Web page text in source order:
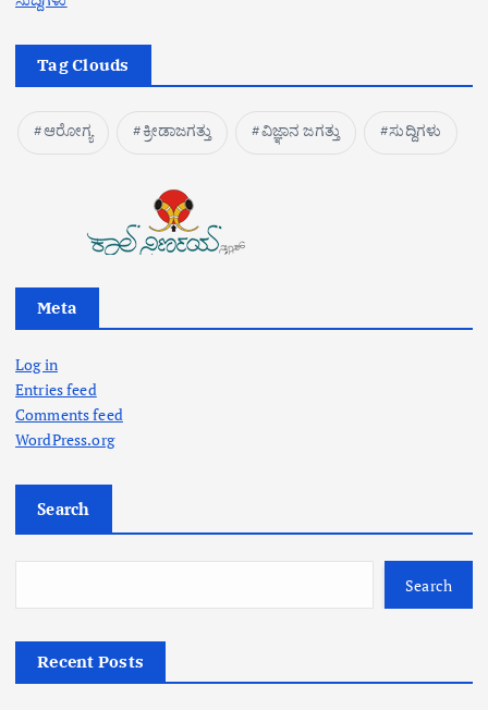
Tag Clouds
ಆರೋಗ್ಯ ಕ್ರೀಡಾಜಗತ್ತು ವಿಜ್ಞಾನ ಜಗತ್ತು ಸುದ್ದಿಗಳು
Meta
Log in
Entries feed
Comments feed
WordPress.org
Search
Search
Recent Posts